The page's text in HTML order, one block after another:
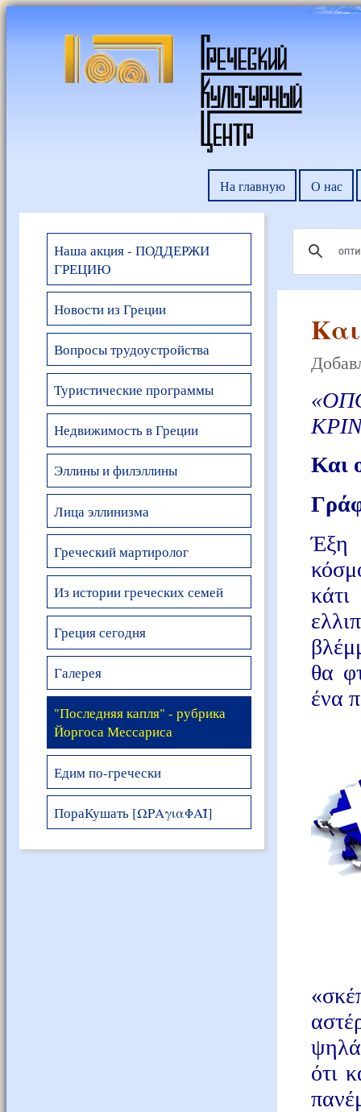
На главную О нас
Наша акция - ПОДДЕРЖИ
ГРЕЦИЮ
Новости из Греции
Вопросы трудоустройства
Туристические программы
Недвижимость в Греции
Эллины и филэллины
Лица эллинизма
Греческий мартиролог
Из истории греческих семей
Греция сегодня
Галерея
"Последняя капля" - рубрика
Йоргоса Мессариса
Едим по-гречески
ПораКушать [ΩΡΑγιαΦΑΪ]
«
Και
Έξη
θα
ένα
ότι